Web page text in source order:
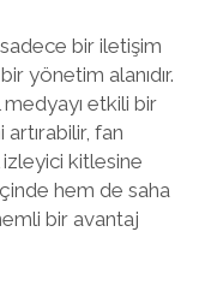
bir iletişim
yönetim alanıdır.
etkili bir
fan
izleyici kitlesine
hem de saha
bir avantaj